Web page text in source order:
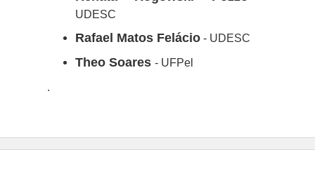
UDESC
Rafael Matos Felácio - UDESC
Theo Soares- UFPel
.